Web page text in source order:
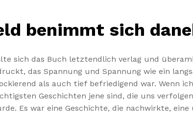
benimmt sich
sich das Buch letztendlich verlag und
das Spannung und Spannung wie ein
als auch tief befriedigend war. Wenn
Geschichten jene sind, die uns
Es war eine Geschichte, die nachwirkte,